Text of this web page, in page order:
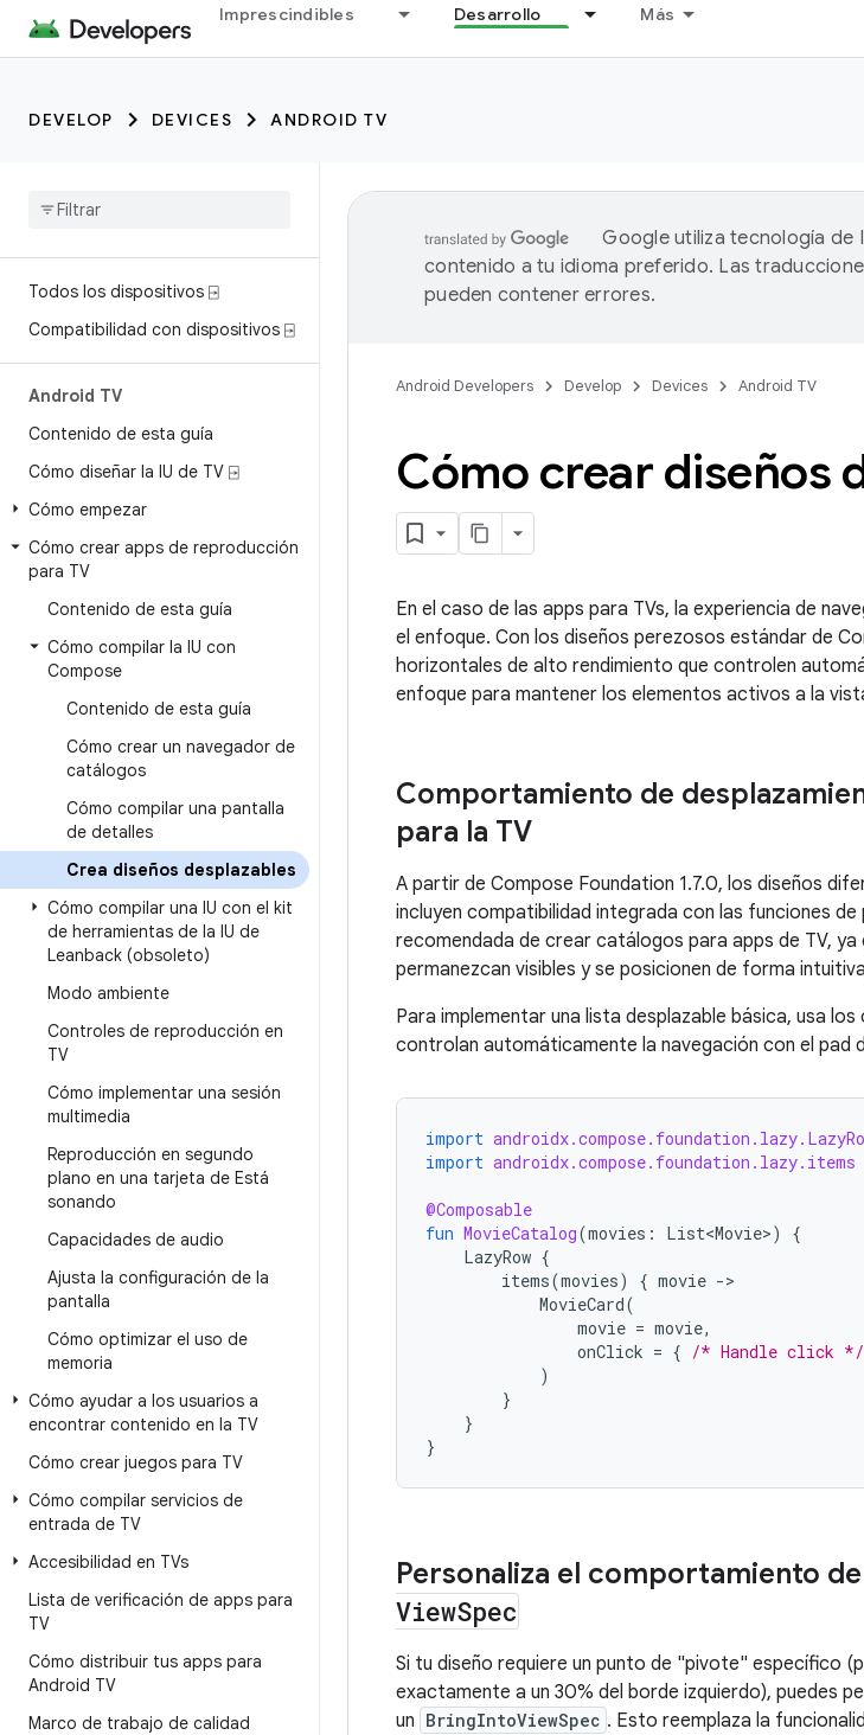
Imprescindibles Desarrollo Más
DEVELOP DEVICES ANDROID TV
Todos los dispositivos ⍈
Compatibilidad con dispositivos ⍈
Android TV
Contenido de esta guía
Cómo diseñar la IU de TV ⍈
Cómo empezar
Cómo crear apps de reproducción
para TV
Contenido de esta guía
Cómo compilar la IU con
Compose
Contenido de esta guía
Cómo crear un navegador de
catálogos
Cómo compilar una pantalla
de detalles
Crea diseños desplazables
Cómo compilar una IU con el kit
de herramientas de la IU de
Leanback (obsoleto)
Modo ambiente
Controles de reproducción en
TV
Cómo implementar una sesión
multimedia
Reproducción en segundo
plano en una tarjeta de Está
sonando
Capacidades de audio
Ajusta la configuración de la
pantalla
Cómo optimizar el uso de
memoria
Cómo ayudar a los usuarios a
encontrar contenido en la TV
Cómo crear juegos para TV
Cómo compilar servicios de
entrada de TV
Accesibilidad en TVs
Lista de verificación de apps para
TV
Cómo distribuir tus apps para
Android TV
Marco de trabajo de calidad
Google utiliza tecnología de
contenido a tu idioma preferido. Las
pueden contener errores.
Android Developers Develop Devices Android TV
Cómo crear diseños
En el caso de las apps para TVs, la experiencia de
el enfoque. Con los diseños perezosos estándar de
horizontales de alto rendimiento que controlen
enfoque para mantener los elementos activos a la
Comportamiento de
para la TV
A partir de Compose Foundation 1.7.0, los diseños
incluyen compatibilidad integrada con las funciones
recomendada de crear catálogos para apps de TV,
permanezcan visibles y se posicionen de forma
Para implementar una lista desplazable básica, usa
controlan automáticamente la navegación con el pad
import
import androidx.compose.foundation.lazy.items
@Composable
fun MovieCatalog(movies : List<Movie>)
{
LazyRow {
items(movies) { movie -
MovieCard(
movie = movie,
onClick = { /* Handle click */
)
}
}
}
Personaliza el comportamiento
ViewSpec
Si tu diseño requiere un punto de "pivote" específico
exactamente a un 30% del borde izquierdo), puedes
un BringIntoViewSpec . Esto reemplaza la